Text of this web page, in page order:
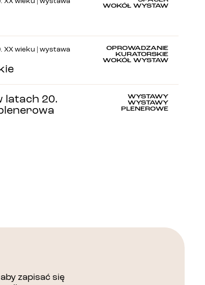
WOKÓŁ WYSTAW
XX wieku | wystawa
OPROWADZANIE
KURATORSKIE
WOKÓŁ WYSTAW
latach 20.
WYSTAWY
WYSTAWY
PLENEROWE
zapisać się